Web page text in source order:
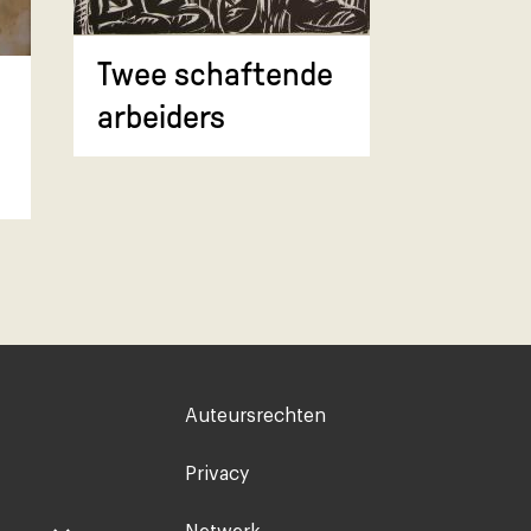
Twee schaftende
arbeiders
Voet
Auteursrechten
Privacy